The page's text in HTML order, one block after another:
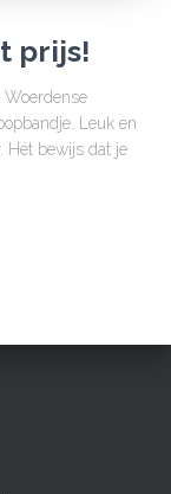
prijs!
Leuk en
Hét bewijs dat je